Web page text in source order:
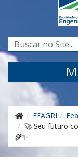
Pesquisar...
FEAGRI
🚀 Seu futuro
🌾✨